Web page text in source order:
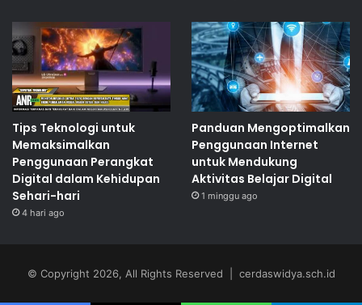
Tips Teknologi untuk
Memaksimalkan
Penggunaan Perangkat
Digital dalam Kehidupan
Sehari-hari
4 hari ago
Panduan Mengoptimalkan
Penggunaan Internet
untuk Mendukung
Aktivitas Belajar Digital
1 minggu ago
© Copyright 2026, All Rights Reserved | cerdaswidya.sch.id